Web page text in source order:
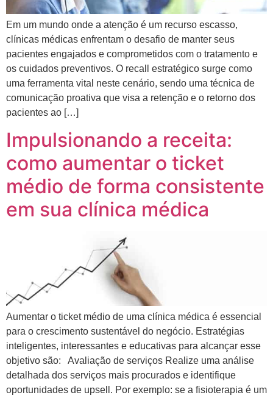
Em um mundo onde a atenção é um recurso escasso,
clínicas médicas enfrentam o desafio de manter seus
pacientes engajados e comprometidos com o tratamento e
os cuidados preventivos. O recall estratégico surge como
uma ferramenta vital neste cenário, sendo uma técnica de
comunicação proativa que visa a retenção e o retorno dos
pacientes ao […]
Impulsionando a receita:
como aumentar o ticket
médio de forma consistente
em sua clínica médica
Aumentar o ticket médio de uma clínica médica é essencial
para o crescimento sustentável do negócio. Estratégias
inteligentes, interessantes e educativas para alcançar esse
objetivo são: Avaliação de serviços Realize uma análise
detalhada dos serviços mais procurados e identifique
oportunidades de upsell. Por exemplo: se a fisioterapia é um